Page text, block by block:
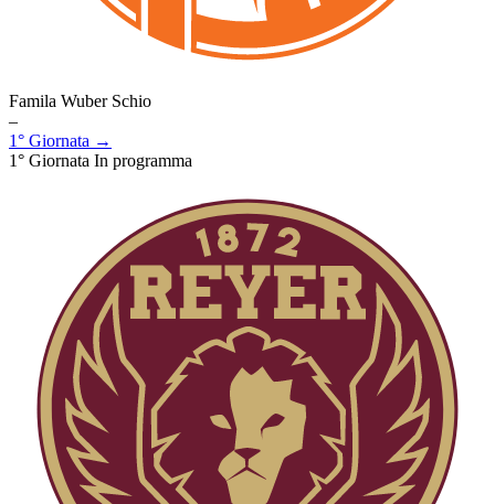
Famila Wuber Schio
–
1° Giornata →
1° Giornata In programma